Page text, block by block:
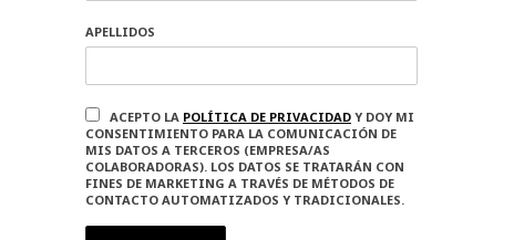
APELLIDOS
ACEPTO LA POLÍTICA DE PRIVACIDAD Y DOY MI
CONSENTIMIENTO PARA LA COMUNICACIÓN DE
MIS DATOS A TERCEROS (EMPRESA/AS
COLABORADORAS). LOS DATOS SE TRATARÁN CON
FINES DE MARKETING A TRAVÉS DE MÉTODOS DE
CONTACTO AUTOMATIZADOS Y TRADICIONALES.